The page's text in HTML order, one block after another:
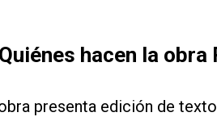
hacen la
presenta edición de